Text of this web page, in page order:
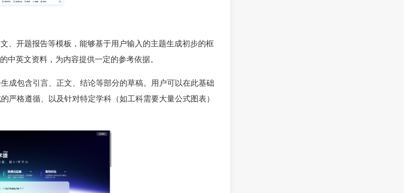
、开题报告等模板，能够基于用户输入的主题生成初步的框
中英文资料，为内容提供一定的参考依据。
成包含引言、正文、结论等部分的草稿。用户可以在此基础
严格遵循、以及针对特定学科（如工科需要大量公式图表）